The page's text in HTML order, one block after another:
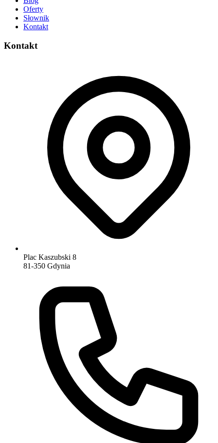
Oferty
Słownik
Kontakt
Kontakt
Plac Kaszubski 8
81-350 Gdynia